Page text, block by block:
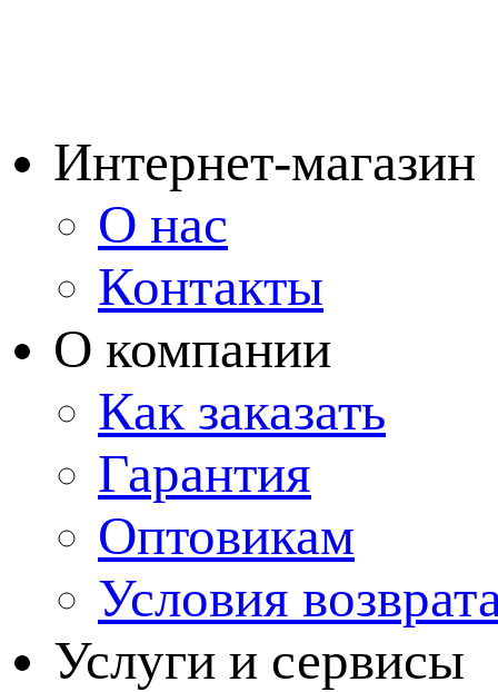
Интернет-магазин
О нас
Контакты
О компании
Как заказать
Гарантия
Оптовикам
Условия
Услуги и сервисы